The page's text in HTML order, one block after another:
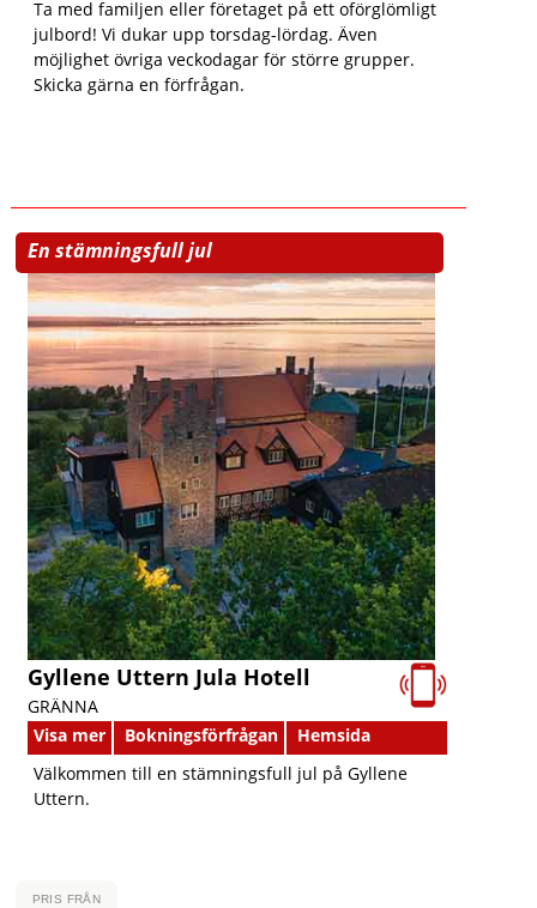
Ta med familjen eller företaget på ett oförglömligt
julbord! Vi dukar upp torsdag-lördag. Även
möjlighet övriga veckodagar för större grupper.
Skicka gärna en förfrågan.
En stämningsfull jul
Gyllene Uttern Jula Hotell
GRÄNNA
Visa mer
Bokningsförfrågan
Hemsida
Välkommen till en stämningsfull jul på Gyllene
Uttern.
PRIS FRÅN